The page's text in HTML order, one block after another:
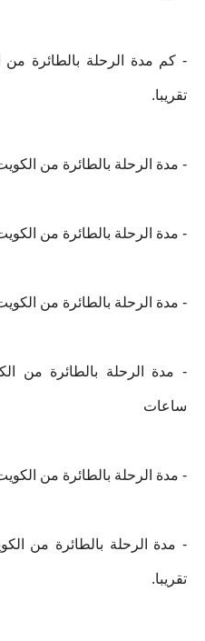
- كم مدة الرحلة بالطائرة
تقريبا.
- مدة الرحلة بالطائرة من الكويت الى
- مدة الرحلة بالطائرة من الكويت الى
- مدة الرحلة بالطائرة من الكويت الى مصر:
ساعات
- مدة الرحلة بالطائرة من
تقريبا.